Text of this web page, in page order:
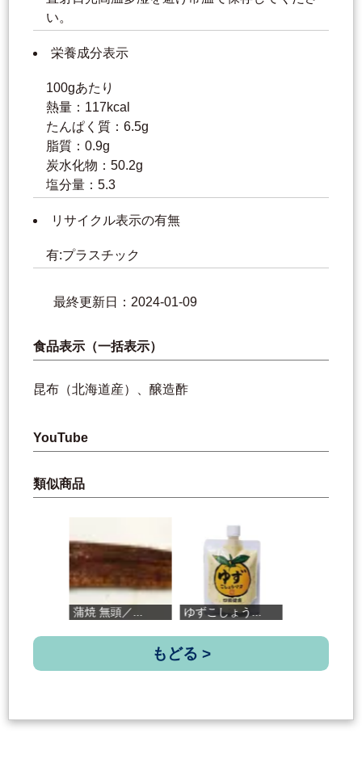
い。
栄養成分表示
100gあたり
熱量：117kcal
たんぱく質：6.5g
脂質：0.9g
炭水化物：50.2g
塩分量：5.3
リサイクル表示の有無
有:プラスチック
最終更新日：2024-01-09
食品表示（一括表示）
昆布（北海道産）、醸造酢
YouTube
類似商品
蒲焼 無頭／... ゆずこしょう... 本マグロホル...
もどる >